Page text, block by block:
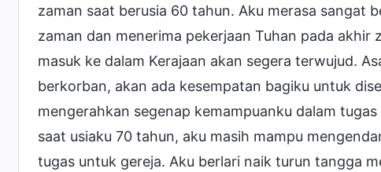
zaman saat berusia 60 tahun. Aku merasa sangat
zaman dan menerima pekerjaan Tuhan pada
masuk ke dalam Kerajaan akan segera terwujud.
berkorban, akan ada kesempatan bagiku untuk
mengerahkan segenap kemampuanku dalam
saat usiaku 70 tahun, aku masih mampu
tugas untuk gereja. Aku berlari naik turun tangga